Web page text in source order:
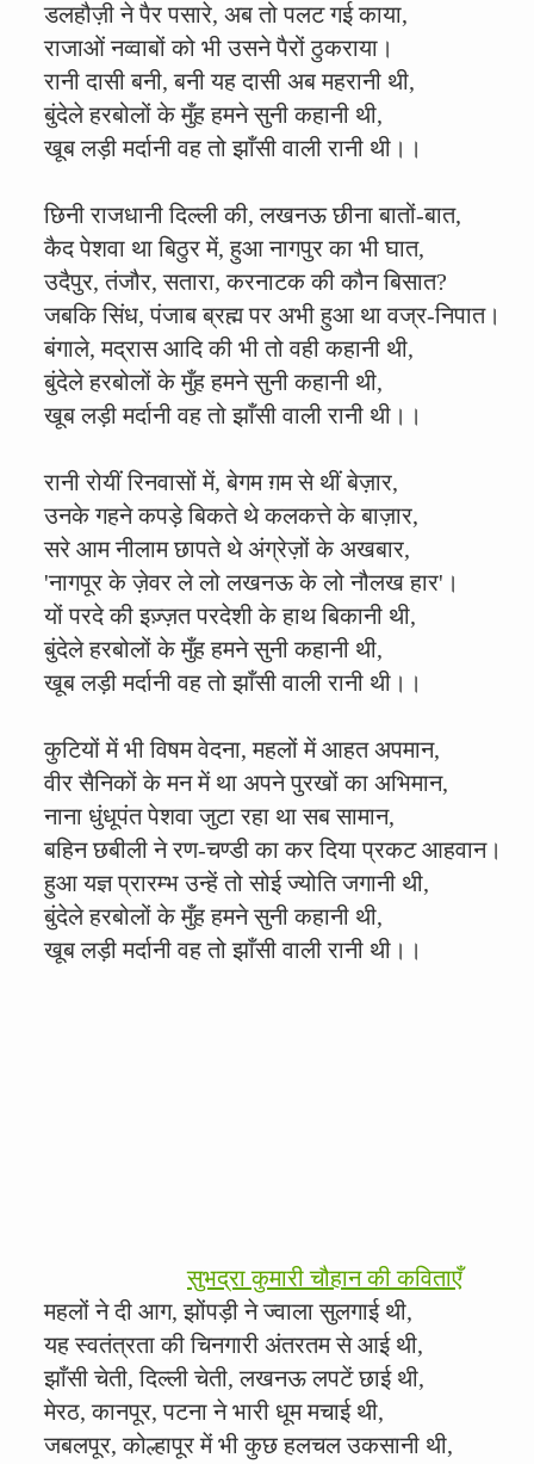
डलहौज़ी ने पैर पसारे, अब तो पलट गई काया,
राजाओं नव्वाबों को भी उसने पैरों ठुकराया।
रानी दासी बनी, बनी यह दासी अब महरानी थी,
बुंदेले हरबोलों के मुँह हमने सुनी कहानी थी,
खूब लड़ी मर्दानी वह तो झाँसी वाली रानी थी।।
छिनी राजधानी दिल्ली की, लखनऊ छीना बातों-बात,
कैद पेशवा था बिठुर में, हुआ नागपुर का भी घात,
उदैपुर, तंजौर, सतारा, करनाटक की कौन बिसात?
जबकि सिंध, पंजाब ब्रह्म पर अभी हुआ था वज्र-निपात।
बंगाले, मद्रास आदि की भी तो वही कहानी थी,
बुंदेले हरबोलों के मुँह हमने सुनी कहानी थी,
खूब लड़ी मर्दानी वह तो झाँसी वाली रानी थी।।
रानी रोयीं रिनवासों में, बेगम ग़म से थीं बेज़ार,
उनके गहने कपड़े बिकते थे कलकत्ते के बाज़ार,
सरे आम नीलाम छापते थे अंग्रेज़ों के अखबार,
'नागपूर के ज़ेवर ले लो लखनऊ के लो नौलख हार'।
यों परदे की इज़्ज़त परदेशी के हाथ बिकानी थी,
बुंदेले हरबोलों के मुँह हमने सुनी कहानी थी,
खूब लड़ी मर्दानी वह तो झाँसी वाली रानी थी।।
कुटियों में भी विषम वेदना, महलों में आहत अपमान,
वीर सैनिकों के मन में था अपने पुरखों का अभिमान,
नाना धुंधूपंत पेशवा जुटा रहा था सब सामान,
बहिन छबीली ने रण-चण्डी का कर दिया प्रकट आहवान।
हुआ यज्ञ प्रारम्भ उन्हें तो सोई ज्योति जगानी थी,
बुंदेले हरबोलों के मुँह हमने सुनी कहानी थी,
खूब लड़ी मर्दानी वह तो झाँसी वाली रानी थी।।
सुभद्रा कुमारी चौहान की कविताएँ
महलों ने दी आग, झोंपड़ी ने ज्वाला सुलगाई थी,
यह स्वतंत्रता की चिनगारी अंतरतम से आई थी,
झाँसी चेती, दिल्ली चेती, लखनऊ लपटें छाई थी,
मेरठ, कानपूर, पटना ने भारी धूम मचाई थी,
जबलपूर, कोल्हापूर में भी कुछ हलचल उकसानी थी,